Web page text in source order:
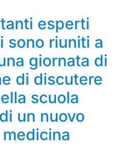
esperti
sono riuniti a
giornata di
di discutere
scuola
un nuovo